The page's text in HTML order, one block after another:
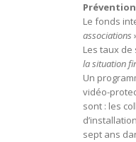
Le fonds
associations
Les taux
la situation
Un
vidéo-
sont : les
sept ans